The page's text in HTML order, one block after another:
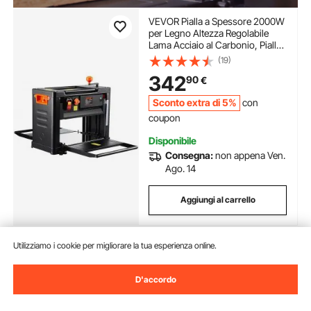
VEVOR Pialla a Spessore 2000W
per Legno Altezza Regolabile
Lama Acciaio al Carbonio, Pialla
Filo Spessore da 15A Velocità
23500 giri/min Larghezza max.
33 cm per Lavorazione di Legno
da Falegnameria
(19)
34290€
Sconto extra di 5% con
coupon
Disponibile
Consegna:non appena Ven.
Ago. 14
Aggiungi al carrello
Precedente Prossimo
Utilizziamo i cookie per migliorare la tua esperienza online.
D'accordo